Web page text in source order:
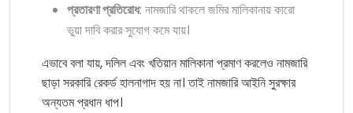
প্রতারণা প্রতিরোধ: নামজারি থাকলে জমির মালিকানায় কারো
ভুয়া দাবি করার সুযোগ কমে যায়।
এভাবে বলা যায়, দলিল এবং খতিয়ান মালিকানা প্রমাণ করলেও নামজারি
ছাড়া সরকারি রেকর্ড হালনাগাদ হয় না। তাই নামজারি আইনি সুরক্ষার
অন্যতম প্রধান ধাপ।